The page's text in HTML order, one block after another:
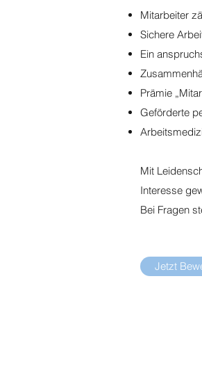
Mitarbeiter
Sichere
Ein
Prämie
Geförderte
Mit
Interesse
Bei Fragen
Jetzt